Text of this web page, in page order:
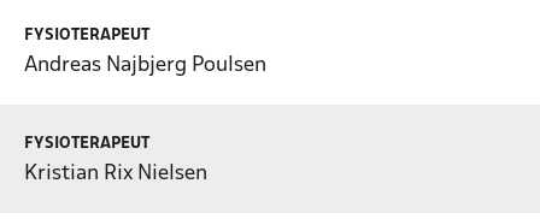
FYSIOTERAPEUT
Andreas Najbjerg Poulsen
FYSIOTERAPEUT
Kristian Rix Nielsen